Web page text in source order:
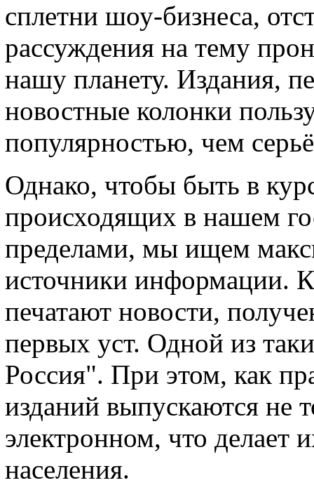
сплетни шоу-бизнеса,
рассуждения на тему
нашу планету. Издания,
новостные колонки
популярностью, чем
Однако, чтобы быть в
происходящих в нашем
пределами, мы ищем
источники информации.
печатают новости,
первых уст. Одной из
Россия". При этом, как
изданий выпускаются не
электронном, что делает
населения.